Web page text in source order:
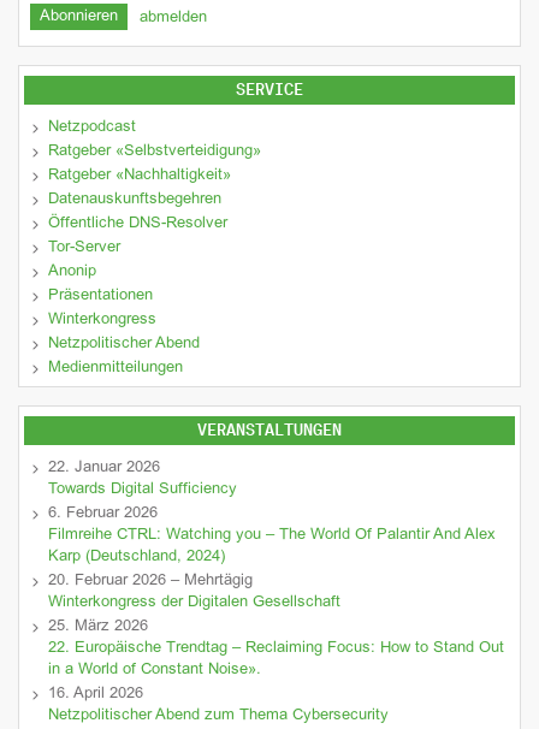
abmelden
SERVICE
Netzpodcast
Ratgeber «Selbstverteidigung»
Ratgeber «Nachhaltigkeit»
Datenauskunftsbegehren
Öffentliche DNS-Resolver
Tor-Server
Anonip
Präsentationen
Winterkongress
Netzpolitischer Abend
Medienmitteilungen
VERANSTALTUNGEN
22. Januar 2026
Towards Digital Sufficiency
6. Februar 2026
Filmreihe CTRL: Watching you – The World Of Palantir And Alex
Karp (Deutschland, 2024)
20. Februar 2026 – Mehrtägig
Winterkongress der Digitalen Gesellschaft
25. März 2026
22. Europäische Trendtag – Reclaiming Focus: How to Stand Out
in a World of Constant Noise».
16. April 2026
Netzpolitischer Abend zum Thema Cybersecurity